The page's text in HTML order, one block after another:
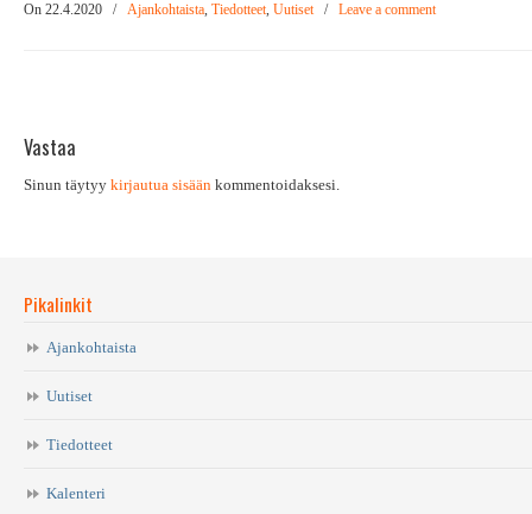
On 22.4.2020 / Ajankohtaista, Tiedotteet, Uutiset / Leave a comment
Vastaa
Sinun täytyy kirjautua sisään kommentoidaksesi.
Pikalinkit
Ajankohtaista
Uutiset
Tiedotteet
Kalenteri